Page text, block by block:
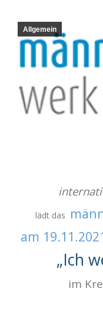
Allgemein
lädt das
am
„Ich
im